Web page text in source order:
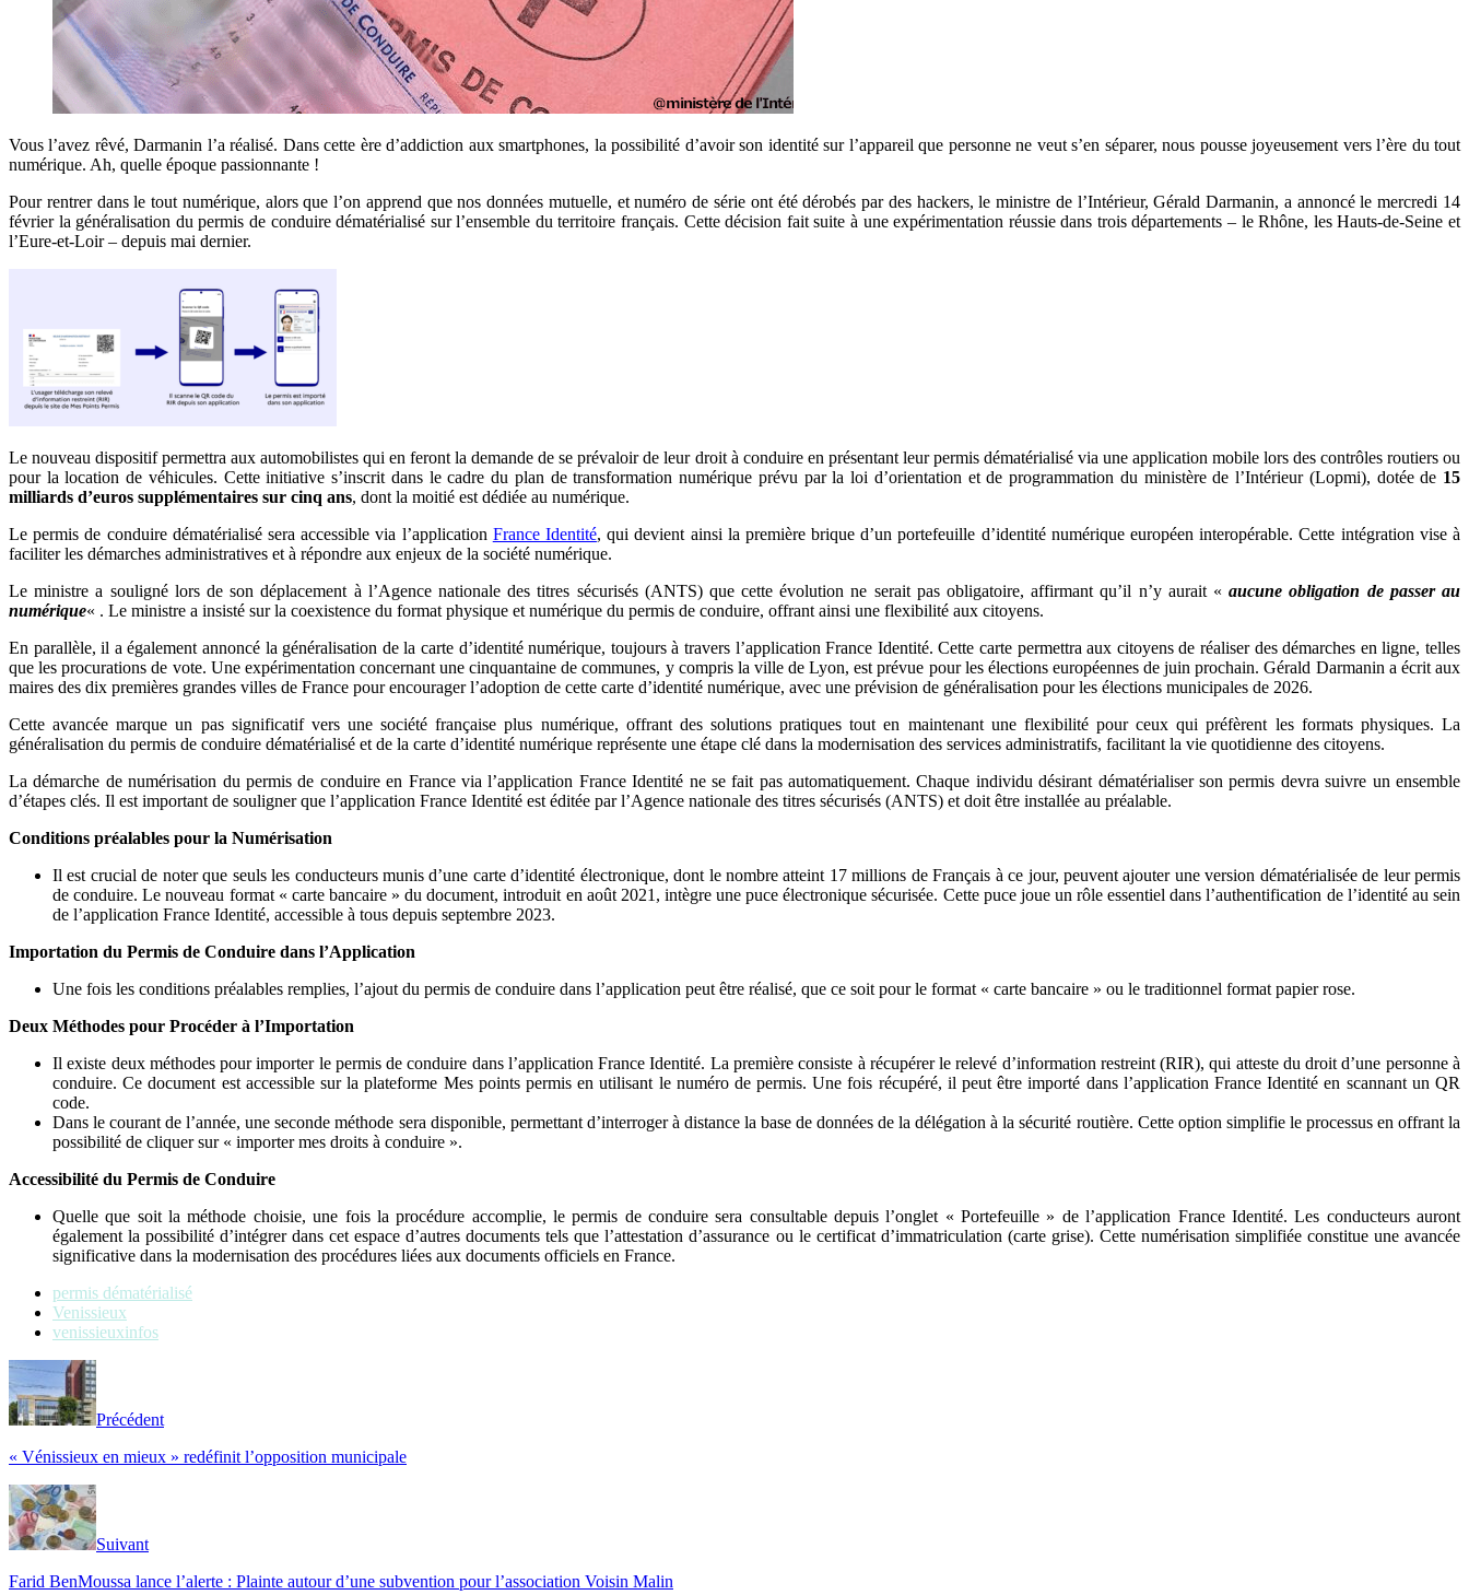
Vous l’avez rêvé, Darmanin l’a réalisé. Dans cette ère d’addiction aux smartphones, la possibilité d’avoir son identité sur l’appareil que personne ne veut s’en séparer, nous pousse joyeusement vers l’ère du tout
numérique. Ah, quelle époque passionnante !
Pour rentrer dans le tout numérique, alors que l’on apprend que nos données mutuelle, et numéro de série ont été dérobés par des hackers, le ministre de l’Intérieur, Gérald Darmanin, a annoncé le mercredi 14
février la généralisation du permis de conduire dématérialisé sur l’ensemble du territoire français. Cette décision fait suite à une expérimentation réussie dans trois départements – le Rhône, les Hauts-de-Seine et
l’Eure-et-Loir – depuis mai dernier.
Le nouveau dispositif permettra aux automobilistes qui en feront la demande de se prévaloir de leur droit à conduire en présentant leur permis dématérialisé via une application mobile lors des contrôles routiers ou
pour la location de véhicules. Cette initiative s’inscrit dans le cadre du plan de transformation numérique prévu par la loi d’orientation et de programmation du ministère de l’Intérieur (Lopmi), dotée de 15
milliards d’euros supplémentaires sur cinq ans, dont la moitié est dédiée au numérique.
Le permis de conduire dématérialisé sera accessible via l’application France Identité, qui devient ainsi la première brique d’un portefeuille d’identité numérique européen interopérable. Cette intégration vise à
faciliter les démarches administratives et à répondre aux enjeux de la société numérique.
Le ministre a souligné lors de son déplacement à l’Agence nationale des titres sécurisés (ANTS) que cette évolution ne serait pas obligatoire, affirmant qu’il n’y aurait «aucune obligation de passer au
numérique« . Le ministre a insisté sur la coexistence du format physique et numérique du permis de conduire, offrant ainsi une flexibilité aux citoyens.
En parallèle, il a également annoncé la généralisation de la carte d’identité numérique, toujours à travers l’application France Identité. Cette carte permettra aux citoyens de réaliser des démarches en ligne, telles
que les procurations de vote. Une expérimentation concernant une cinquantaine de communes, y compris la ville de Lyon, est prévue pour les élections européennes de juin prochain. Gérald Darmanin a écrit aux
maires des dix premières grandes villes de France pour encourager l’adoption de cette carte d’identité numérique, avec une prévision de généralisation pour les élections municipales de 2026.
Cette avancée marque un pas significatif vers une société française plus numérique, offrant des solutions pratiques tout en maintenant une flexibilité pour ceux qui préfèrent les formats physiques. La
généralisation du permis de conduire dématérialisé et de la carte d’identité numérique représente une étape clé dans la modernisation des services administratifs, facilitant la vie quotidienne des citoyens.
La démarche de numérisation du permis de conduire en France via l’application France Identité ne se fait pas automatiquement. Chaque individu désirant dématérialiser son permis devra suivre un ensemble
d’étapes clés. Il est important de souligner que l’application France Identité est éditée par l’Agence nationale des titres sécurisés (ANTS) et doit être installée au préalable.
Conditions préalables pour la Numérisation
Il est crucial de noter que seuls les conducteurs munis d’une carte d’identité électronique, dont le nombre atteint 17 millions de Français à ce jour, peuvent ajouter une version dématérialisée de leur permis
de conduire. Le nouveau format « carte bancaire » du document, introduit en août 2021, intègre une puce électronique sécurisée. Cette puce joue un rôle essentiel dans l’authentification de l’identité au sein
de l’application France Identité, accessible à tous depuis septembre 2023.
Importation du Permis de Conduire dans l’Application
Une fois les conditions préalables remplies, l’ajout du permis de conduire dans l’application peut être réalisé, que ce soit pour le format « carte bancaire » ou le traditionnel format papier rose.
Deux Méthodes pour Procéder à l’Importation
Il existe deux méthodes pour importer le permis de conduire dans l’application France Identité. La première consiste à récupérer le relevé d’information restreint (RIR), qui atteste du droit d’une personne à
conduire. Ce document est accessible sur la plateforme Mes points permis en utilisant le numéro de permis. Une fois récupéré, il peut être importé dans l’application France Identité en scannant un QR
code.
Dans le courant de l’année, une seconde méthode sera disponible, permettant d’interroger à distance la base de données de la délégation à la sécurité routière. Cette option simplifie le processus en offrant la
possibilité de cliquer sur « importer mes droits à conduire ».
Accessibilité du Permis de Conduire
Quelle que soit la méthode choisie, une fois la procédure accomplie, le permis de conduire sera consultable depuis l’onglet « Portefeuille » de l’application France Identité. Les conducteurs auront
également la possibilité d’intégrer dans cet espace d’autres documents tels que l’attestation d’assurance ou le certificat d’immatriculation (carte grise). Cette numérisation simplifiée constitue une avancée
significative dans la modernisation des procédures liées aux documents officiels en France.
permis dématérialisé
Venissieux
venissieuxinfos
Précédent
« Vénissieux en mieux » redéfinit l’opposition municipale
Suivant
Farid BenMoussa lance l’alerte : Plainte autour d’une subvention pour l’association Voisin Malin